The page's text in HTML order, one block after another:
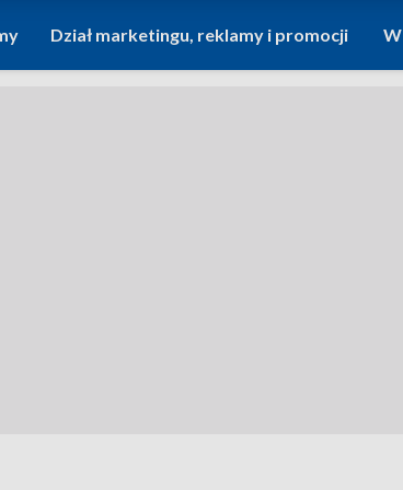
Dział marketingu, reklamy i promocji